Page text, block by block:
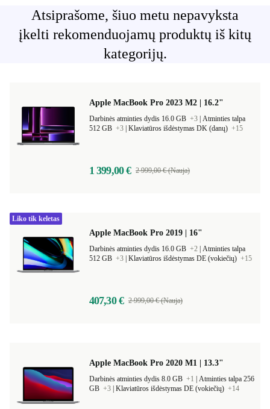
Atsiprašome, šiuo metu nepavyksta
įkelti rekomenduojamų produktų iš kitų
kategorijų.
Apple MacBook Pro 2023 M2 | 16.2"
Darbinės atminties dydis 16.0 GB +3 Atminties talpa
512 GB +3 Klaviatūros išdėstymas DK (danų) +15
1 399,00 € 2 999,00 € (Nauja)
Apple MacBook Pro 2019 | 16"
Darbinės atminties dydis 16.0 GB +2 Atminties talpa
512 GB +3 Klaviatūros išdėstymas DE (vokiečių) +15
407,30 € 2 999,00 € (Nauja)
Liko tik keletas
Apple MacBook Pro 2020 M1 | 13.3"
Darbinės atminties dydis 8.0 GB +1
Atminties talpa 256
GB +3 Klaviatūros išdėstymas DE (vokiečių) +14